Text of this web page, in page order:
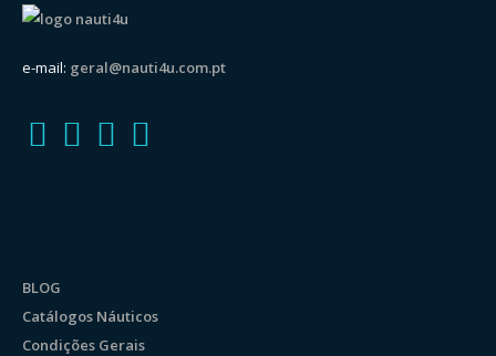
e-mail: geral@nauti4u.com.pt
BLOG
Catálogos Náuticos
Condições Gerais